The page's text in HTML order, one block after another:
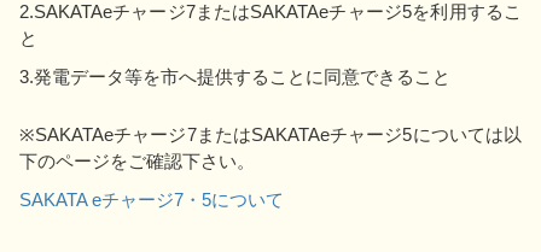
2.SAKATAeチャージ7またはSAKATAeチャージ5を利用するこ
と
3.発電データ等を市へ提供することに同意できること
※SAKATAeチャージ7またはSAKATAeチャージ5については以
下のページをご確認下さい。
SAKATA eチャージ7・5について